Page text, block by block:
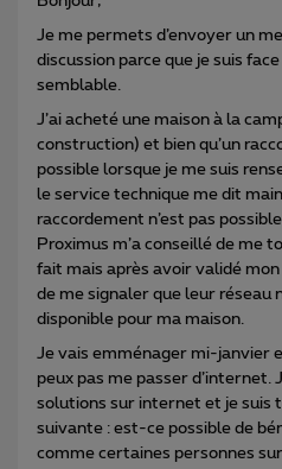
Je me permets d’envoyer un
discussion parce que je suis
semblable.
J’ai acheté une maison à la
construction) et bien qu’un
possible lorsque je me suis
le service technique me dit
raccordement n’est pas
Proximus m’a conseillé de me
fait mais après avoir validé
de me signaler que leur réseau
disponible pour ma maison.
Je vais emménager mi-janvier
peux pas me passer d’internet.
solutions sur internet et je suis
suivante : est-ce possible de
comme certaines personnes